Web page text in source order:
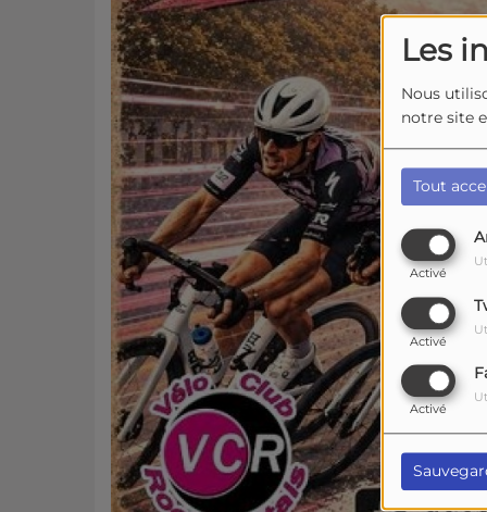
Les
Nous
notre site
Tout
Activé
Activé
Activé